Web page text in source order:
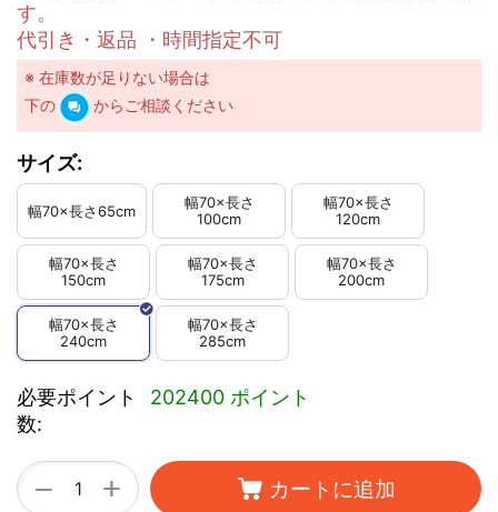
す。
代引き・返品 ・時間指定不可
※ 在庫数が足りない場合は
下の
からご相談ください
サイズ:
幅70×長さ65cm
幅70×長さ
100cm
幅70×長さ
120cm
幅70×長さ
150cm
幅70×長さ
175cm
幅70×長さ
200cm
幅70×長さ
240cm
幅70×長さ
285cm
必要ポイント
数:
202400 ポイント
+
− カートに追加